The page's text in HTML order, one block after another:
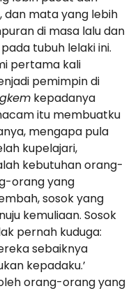
dan mata yang lebih
di masa lalu dan
tubuh lelaki ini.
pertama kali
pemimpin di
kepadanya
itu membuatku
mengapa pula
kupelajari,
kebutuhan orang-
orang yang
sosok yang
kemuliaan. Sosok
pernah kuduga:
sebaiknya
kepadaku.’
orang-orang yang